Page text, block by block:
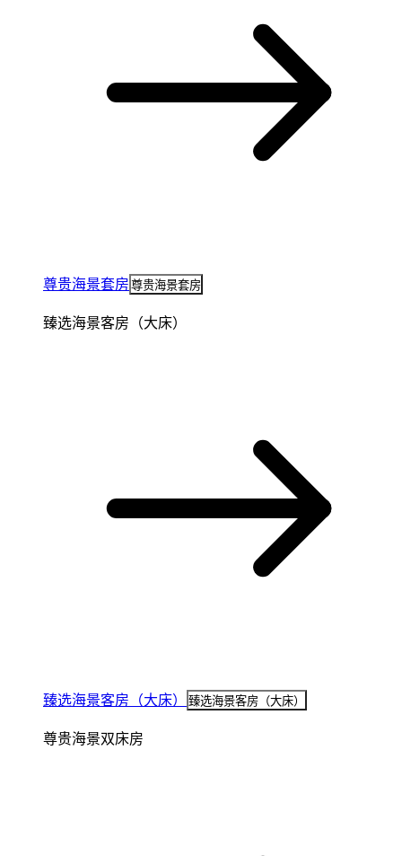
尊贵海景套房 尊贵海景套房
臻选海景客房（大床）
臻选海景客房（大床） 臻选海景客房（大床）
尊贵海景双床房